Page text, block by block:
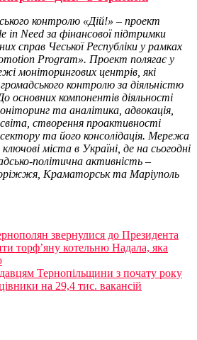
контролю «Дій!» – проект
in Need за фінансової підтримки
справ Чеської Республіки у рамках
Program». Проект полягає у
моніторингових центрів, які
контролю за діяльністю
основних компонентів діяльності
та аналітика, адвокація,
створення проактивності
сектору та його консолідація. Мережа
міста в Україні, де на сьогодні
політична активність –
Краматорськ та Маріуполь
звернулися до Президента
торф’яну котельню Надала, яка
Тернопільщини з почату року
на 29,4 тис. вакансій